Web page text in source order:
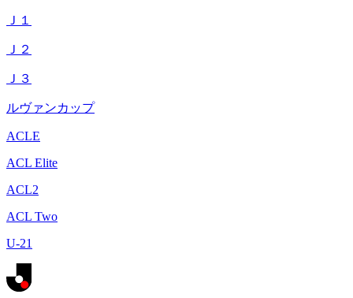
Ｊ１
Ｊ２
Ｊ３
ルヴァンカップ
ACLE
ACL Elite
ACL2
ACL Two
U-21